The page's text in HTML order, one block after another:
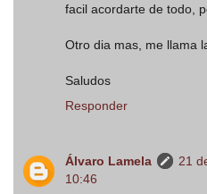
facil acordarte de todo,
Otro dia mas, me llama
Saludos
Responder
Álvaro Lamela
21
10:46